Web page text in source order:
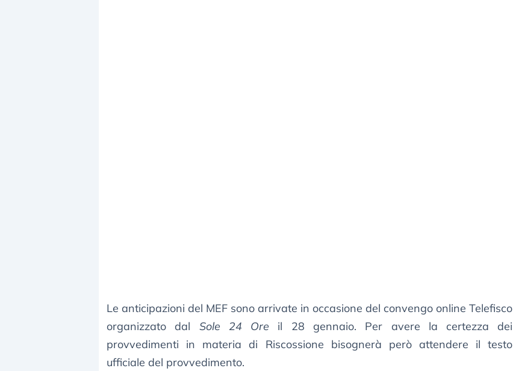
Le anticipazioni del MEF sono arrivate in occasione del convengo online Telefisco
organizzato dal Sole 24 Ore il 28 gennaio. Per avere la certezza dei
provvedimenti in materia di Riscossione bisognerà però attendere il testo
ufficiale del provvedimento.